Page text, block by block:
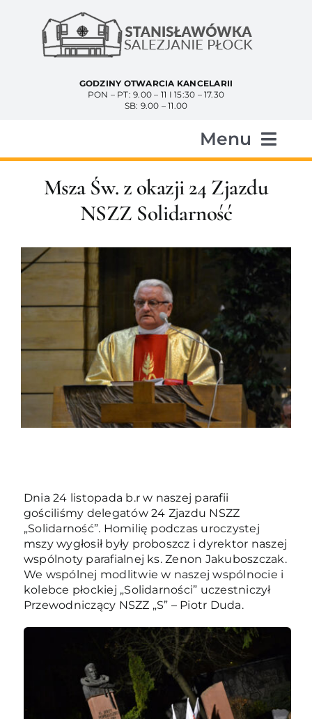
zawartości
GODZINY OTWARCIA KANCELARII
PON – PT: 9.00 – 11 I 15:30 – 17.30
SB: 9.00 – 11.00
Menu
Start
Historia
Duszpasterze
Grupy parafialne
Wspólnoty
Kancelaria
Kontakt
Msza Św. z okazji 24 Zjazdu
NSZZ Solidarność
Dnia 24 listopada b.r w naszej parafii
gościliśmy delegatów 24 Zjazdu NSZZ
„Solidarność”. Homilię podczas uroczystej
mszy wygłosił były proboszcz i dyrektor naszej
wspólnoty parafialnej ks. Zenon Jakuboszczak.
We wspólnej modlitwie w naszej wspólnocie i
kolebce płockiej „Solidarności” uczestniczył
Przewodniczący NSZZ „S” – Piotr Duda.